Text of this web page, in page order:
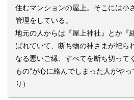
住むマンションの屋上。そこには小
管理をしている。
地元の人からは『屋上神社』とか『
ばれていて、断ち物の神さまが祀ら
なる悪いご縁、すべてを断ち切って
もの”が心に絡んでしまった人がや
り）